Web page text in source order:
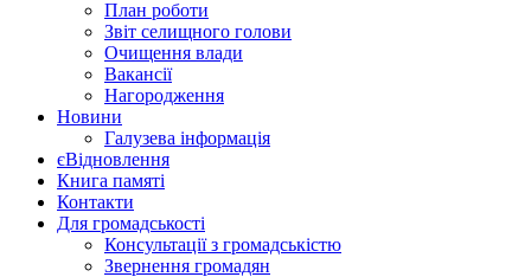
План роботи
Звіт селищного голови
Очищення влади
Вакансії
Нагородження
Новини
Галузева інформація
єВідновлення
Книга памяті
Контакти
Для громадськості
Консультації з громадськістю
Звернення громадян